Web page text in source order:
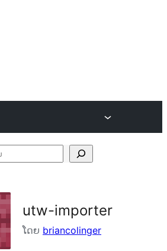
utw-importer
ໂດຍ briancolinger